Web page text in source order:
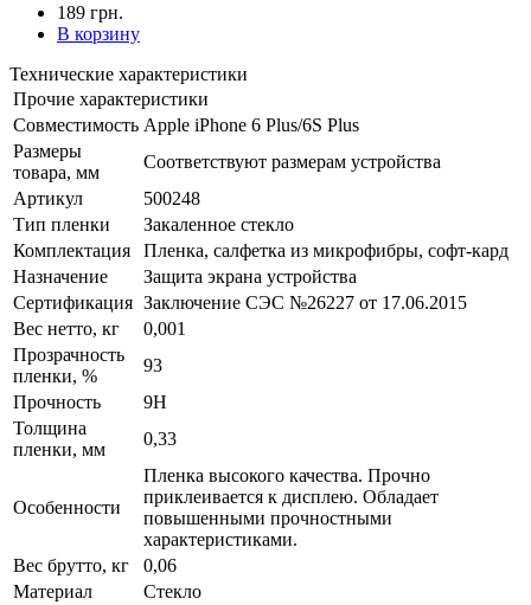
189 грн.
В корзину
Технические характеристики
Прочие характеристики
Совместимость Apple iPhone 6 Plus/6S Plus
Размеры
товара, мм
Соответствуют размерам устройства
Артикул
500248
Тип пленки
Закаленное стекло
Комплектация
Пленка, салфетка из микрофибры, софт-кард
Назначение
Защита экрана устройства
Сертификация Заключение СЭС №26227 от 17.06.2015
Вес нетто, кг
0,001
Прозрачность
пленки, %
93
Прочность
9H
Толщина
пленки, мм
0,33
Особенности
Пленка высокого качества. Прочно
приклеивается к дисплею. Обладает
повышенными прочностными
характеристиками.
Вес брутто, кг
0,06
Материал
Стекло